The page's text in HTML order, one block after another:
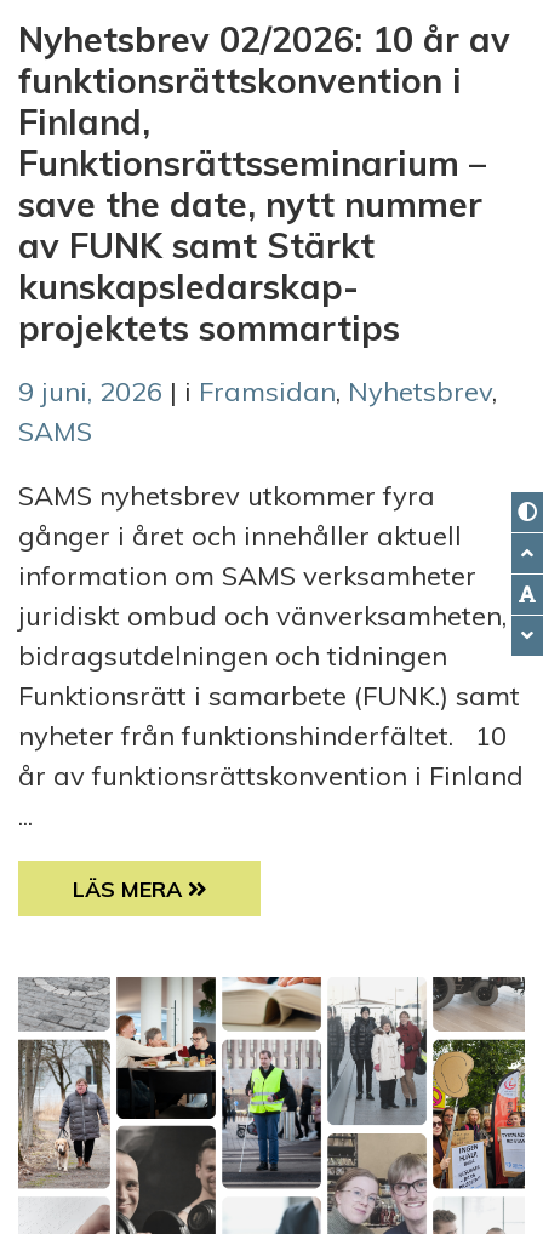
Nyhetsbrev 02/2026: 10 år av
funktionsrättskonvention i
Finland,
Funktionsrättsseminarium –
save the date, nytt nummer
av FUNK samt Stärkt
kunskapsledarskap-
projektets sommartips
9 juni, 2026 | i Framsidan, Nyhetsbrev,
SAMS
SAMS nyhetsbrev utkommer fyra
gånger i året och innehåller aktuell
information om SAMS verksamheter
juridiskt ombud och vänverksamheten,
bidragsutdelningen och tidningen
Funktionsrätt i samarbete (FUNK.) samt
nyheter från funktionshinderfältet. 10
år av funktionsrättskonvention i Finland
...
NYHETSBREV 02/2026: 10 ÅR AV
LÄS MERA